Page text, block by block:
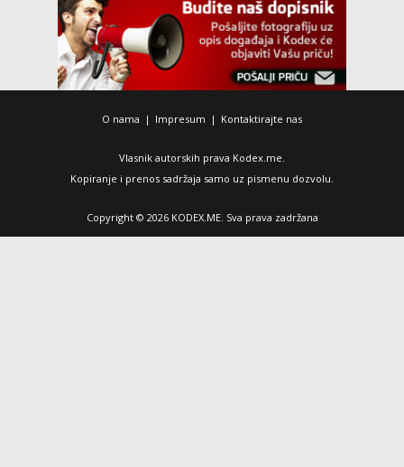
O nama | Impresum | Kontaktirajte nas
Vlasnik autorskih prava Kodex.me.
Kopiranje i prenos sadržaja samo uz pismenu dozvolu.
Copyright © 2026 KODEX.ME. Sva prava zadržana